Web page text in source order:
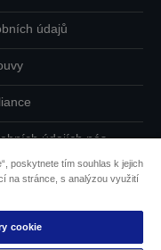
údajů
údajích nás
cookie
Epson
poskytnete tím souhlas k jejich
na stránce, s analýzou využití
cookie